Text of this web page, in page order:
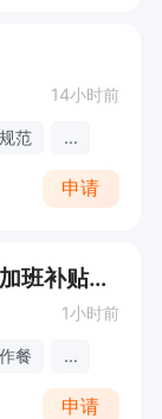
14小时前
范 ...
申请
会计（5-8K+社保齐全+工作餐+加班补贴+全勤/年终福利）
1小时前
餐 ...
申请